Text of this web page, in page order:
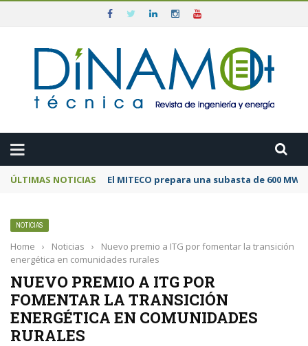
ÚLTIMAS NOTICIAS El MITECO prepara una subasta de 600
NOTICIAS
Home › Noticias ›
Nuevo premio a ITG por fomentar la transición
energética en comunidades rurales
NUEVO PREMIO A ITG POR
FOMENTAR LA TRANSICIÓN
ENERGÉTICA EN COMUNIDADES
RURALES